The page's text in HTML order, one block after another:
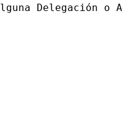
Delegación